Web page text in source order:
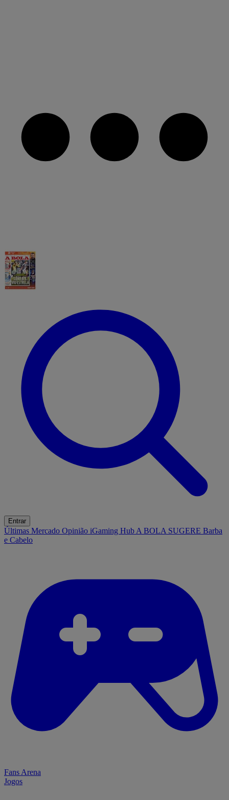
Entrar
Últimas Mercado Opinião iGaming Hub A BOLA SUGERE Barba
e Cabelo
Fans Arena
Jogos